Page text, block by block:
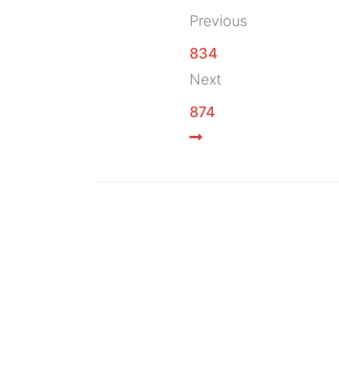
Previous
834
Next
874